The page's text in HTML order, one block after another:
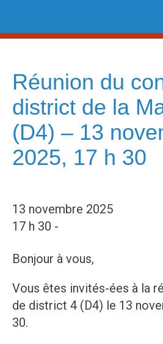
content
Réunion du
district de la
(D4) – 13
2025, 17 h 30
13 novembre 2025
17 h 30 -
Bonjour à vous,
Vous êtes invités-ées à la
de district 4 (D4) le 13
30.